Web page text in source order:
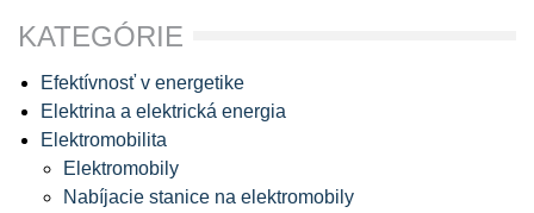
KATEGÓRIE
Efektívnosť v energetike
Elektrina a elektrická energia
Elektromobilita
Elektromobily
Nabíjacie stanice na elektromobily